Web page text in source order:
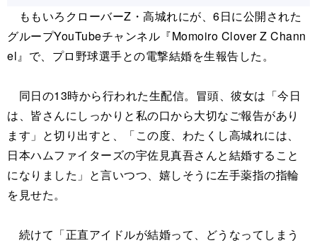
ももいろクローバーZ・高城れにが、6日に公開された
グループYouTubeチャンネル『Momoiro Clover Z Chann
el』で、プロ野球選手との電撃結婚を生報告した。
同日の13時から行われた生配信。冒頭、彼女は「今日
は、皆さんにしっかりと私の口から大切なご報告があり
ます」と切り出すと、「この度、わたくし高城れには、
日本ハムファイターズの宇佐見真吾さんと結婚すること
になりました」と言いつつ、嬉しそうに左手薬指の指輪
を見せた。
続けて「正直アイドルが結婚って、どうなってしまう